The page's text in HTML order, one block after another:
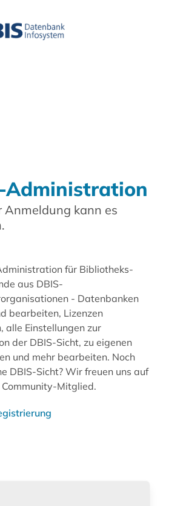
Administration
Anmeldung kann es
für Bibliotheks-
aus DBIS-
- Datenbanken
bearbeiten, Lizenzen
alle Einstellungen zur
der DBIS-Sicht, zu eigenen
und mehr bearbeiten. Noch
DBIS-Sicht? Wir freuen uns auf
Community-Mitglied.